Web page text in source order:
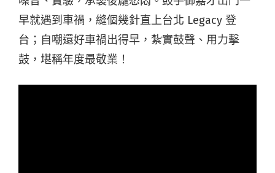
早就遇到車禍，縫個幾針直上台北 Legacy 登
台；自嘲還好車禍出得早，紮實鼓聲、用力擊
鼓，堪稱年度最敬業！